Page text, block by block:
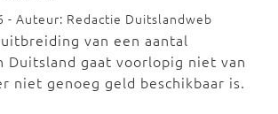
- Auteur: Redactie Duitslandweb
van een aantal
Duitsland gaat voorlopig niet van
niet genoeg geld beschikbaar is.